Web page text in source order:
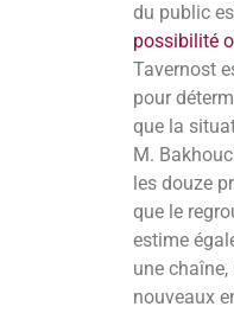
du public
possibilité
Tavernost
pour
que la
M.
les douze
que le
estime
une
nouveaux